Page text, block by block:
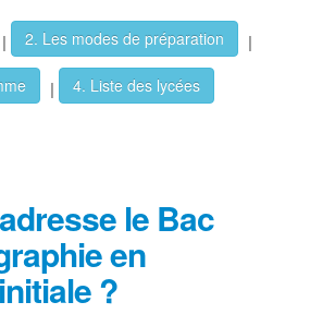
| 2. Les modes de préparation
|
| 4. Liste des lycées
le Bac
en
?